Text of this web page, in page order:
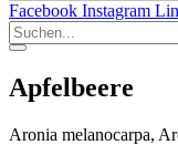
Facebook Instagram
Apfelbeere
Aronia melanocarpa,